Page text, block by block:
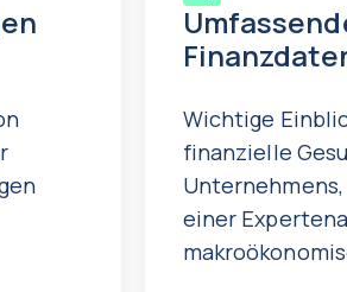
Wichtige
finanzielle
einer